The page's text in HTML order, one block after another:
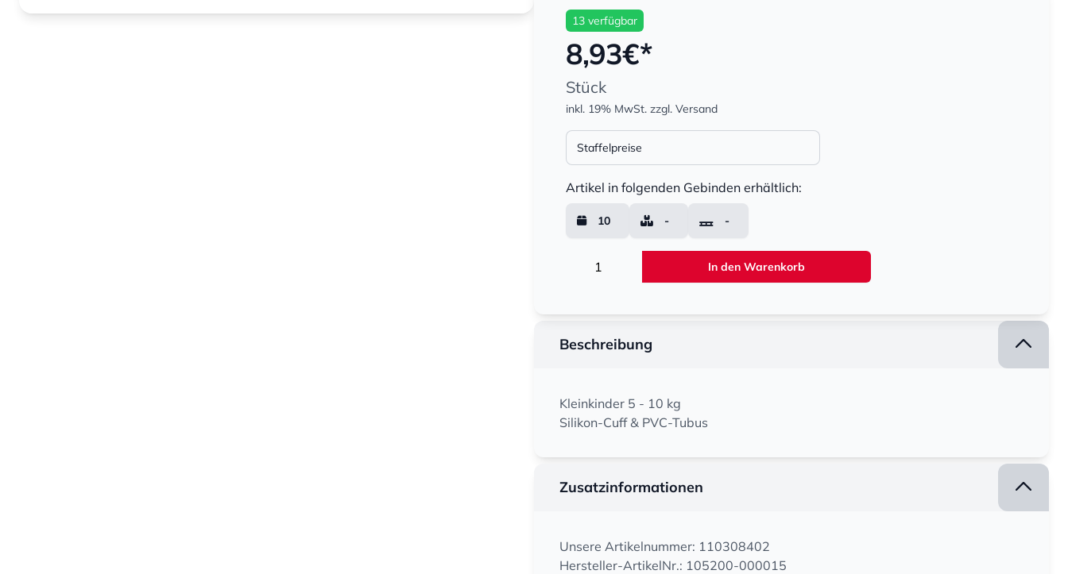
13 verfügbar
8,93€*
Stück
inkl. 19% MwSt. zzgl. Versand
Staffelpreise
Artikel in folgenden Gebinden erhältlich:
10 - -
In den Warenkorb
Beschreibung
Kleinkinder 5 - 10 kg
Silikon-Cuff & PVC-Tubus
Zusatzinformationen
Unsere Artikelnummer: 110308402
Hersteller-ArtikelNr.: 105200-000015